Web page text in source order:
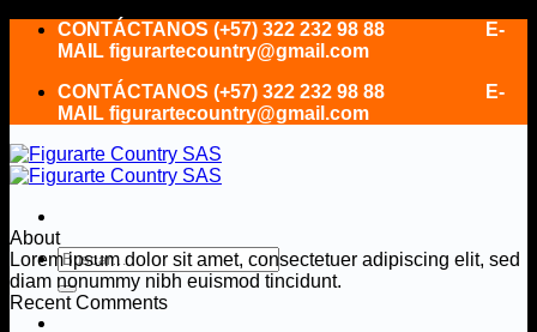
SaltarCONTÁCTANOS (+57) 322 232 98 88 E-
MAIL figurartecountry@gmail.com
CONTÁCTANOS (+57) 322 232 98 88 E-
MAIL figurartecountry@gmail.com
Buscar
por:
About
Lorem ipsum dolor sit amet, consectetuer adipiscing elit, sed
diam nonummy nibh euismod tincidunt.
Recent Comments